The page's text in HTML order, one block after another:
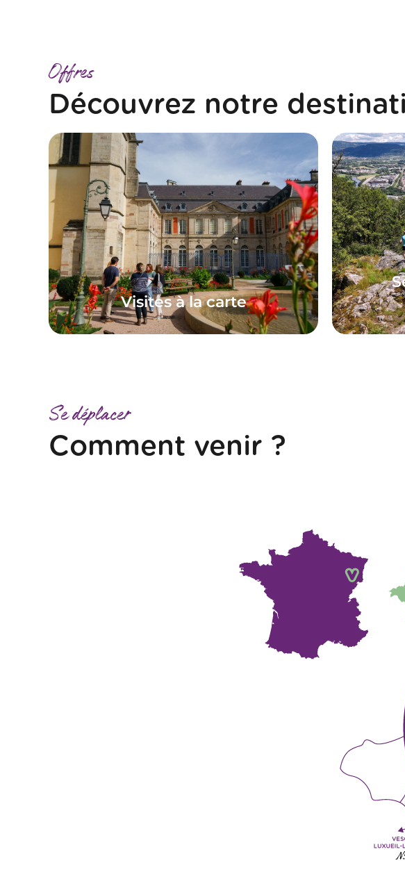
Offres
Découvrez notre
Visites à la carte
Se déplacer
Comment venir ?